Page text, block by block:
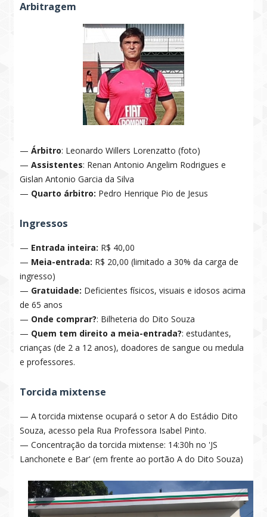
Arbitragem
—Árbitro: Leonardo Willers Lorenzatto (foto)
—Assistentes: Renan Antonio Angelim Rodrigues e
Gislan Antonio Garcia da Silva
— Quarto árbitro: Pedro Henrique Pio de Jesus
Ingressos
— Entrada inteira: R$ 40,00
— Meia-entrada: R$ 20,00 (limitado a 30% da carga de
ingresso)
— Gratuidade: Deficientes físicos, visuais e idosos acima
de 65 anos
— Onde comprar?: Bilheteria do Dito Souza
— Quem tem direito a meia-entrada?: estudantes,
crianças (de 2 a 12 anos), doadores de sangue ou medula
e professores.
Torcida mixtense
— A torcida mixtense ocupará o setor A do Estádio Dito
Souza, acesso pela Rua Professora Isabel Pinto.
— Concentração da torcida mixtense: 14:30h no 'JS
Lanchonete e Bar' (em frente ao portão A do Dito Souza)